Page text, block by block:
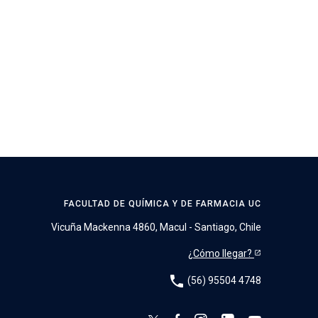
FACULTAD DE QUÍMICA Y DE FARMACIA UC
Vicuña Mackenna 4860, Macul - Santiago, Chile
¿Cómo llegar?
phone (56) 95504 4748